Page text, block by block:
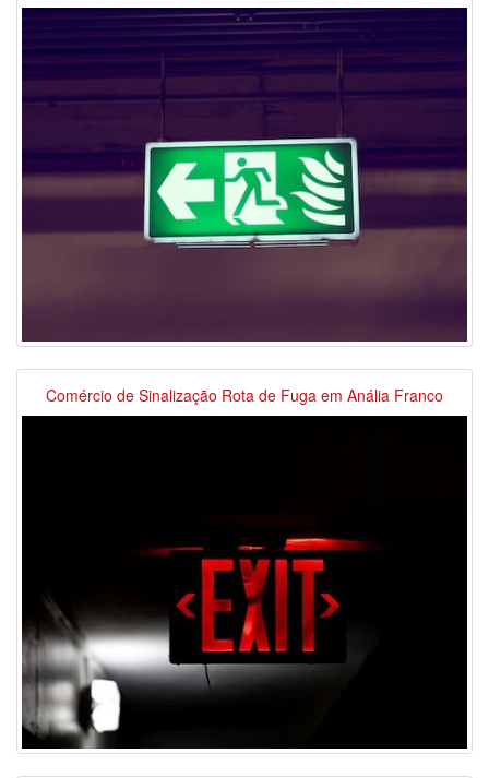
Comércio de Sinalização Rota de Fuga em Anália Franco